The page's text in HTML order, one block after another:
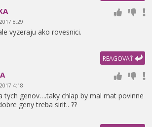
8:29
vyzeraju ako rovesnici.
REAGOVAŤ
4:18
tych genov….taky chlap by mal mat povinne
geny treba sirit.. ??